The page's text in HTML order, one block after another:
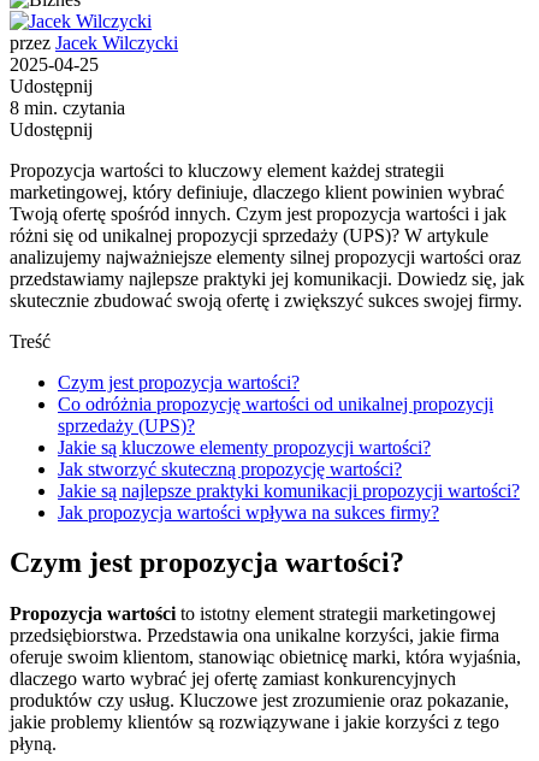
przez Jacek Wilczycki
2025-04-25
Udostępnij
8 min. czytania
Udostępnij
Propozycja wartości to kluczowy element każdej strategii
marketingowej, który definiuje, dlaczego klient powinien wybrać
Twoją ofertę spośród innych. Czym jest propozycja wartości i jak
różni się od unikalnej propozycji sprzedaży (UPS)? W artykule
analizujemy najważniejsze elementy silnej propozycji wartości oraz
przedstawiamy najlepsze praktyki jej komunikacji. Dowiedz się, jak
skutecznie zbudować swoją ofertę i zwiększyć sukces swojej firmy.
Treść
Czym jest propozycja wartości?
Co odróżnia propozycję wartości od unikalnej propozycji
sprzedaży (UPS)?
Jakie są kluczowe elementy propozycji wartości?
Jak stworzyć skuteczną propozycję wartości?
Jakie są najlepsze praktyki komunikacji propozycji wartości?
Jak propozycja wartości wpływa na sukces firmy?
Czym jest propozycja wartości?
Propozycja wartości to istotny element strategii marketingowej
przedsiębiorstwa. Przedstawia ona unikalne korzyści, jakie firma
oferuje swoim klientom, stanowiąc obietnicę marki, która wyjaśnia,
dlaczego warto wybrać jej ofertę zamiast konkurencyjnych
produktów czy usług. Kluczowe jest zrozumienie oraz pokazanie,
jakie problemy klientów są rozwiązywane i jakie korzyści z tego
płyną.